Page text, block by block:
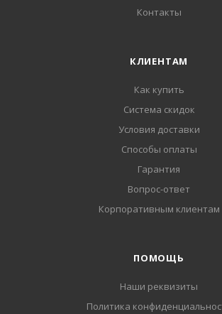
Контакты
КЛИЕНТАМ
Как купить
Система скидок
Условия доставки
Способы оплаты
Гарантия
Вопрос-ответ
Корпоративным клиентам
ПОМОЩЬ
Наши реквизиты
Политика